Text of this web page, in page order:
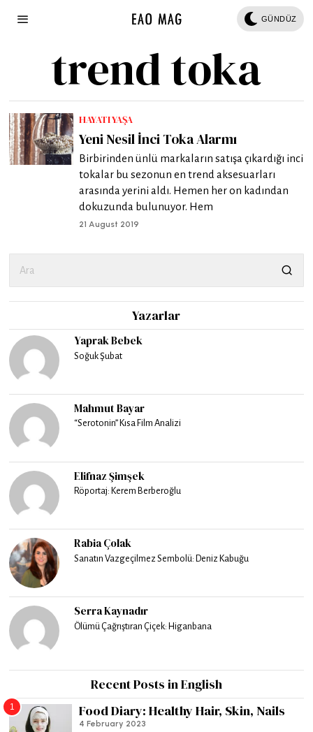
GÜNDÜZ
trend toka
HAYATI YAŞA
Yeni Nesil İnci Toka Alarmı
Birbirinden ünlü markaların satışa çıkardığı inci
tokalar bu sezonun en trend aksesuarları
arasında yerini aldı. Hemen her on kadından
dokuzunda bulunuyor. Hem
21 August 2019
Yazarlar
Yaprak Bebek
Soğuk Şubat
Mahmut Bayar
“Serotonin” Kısa Film Analizi
Elifnaz Şimşek
Röportaj: Kerem Berberoğlu
Rabia Çolak
Sanatın Vazgeçilmez Sembolü: Deniz Kabuğu
Serra Kaynadır
Ölümü Çağrıştıran Çiçek: Higanbana
Recent Posts in English
1 Food Diary: Healthy Hair, Skin, Nails
4 February 2023